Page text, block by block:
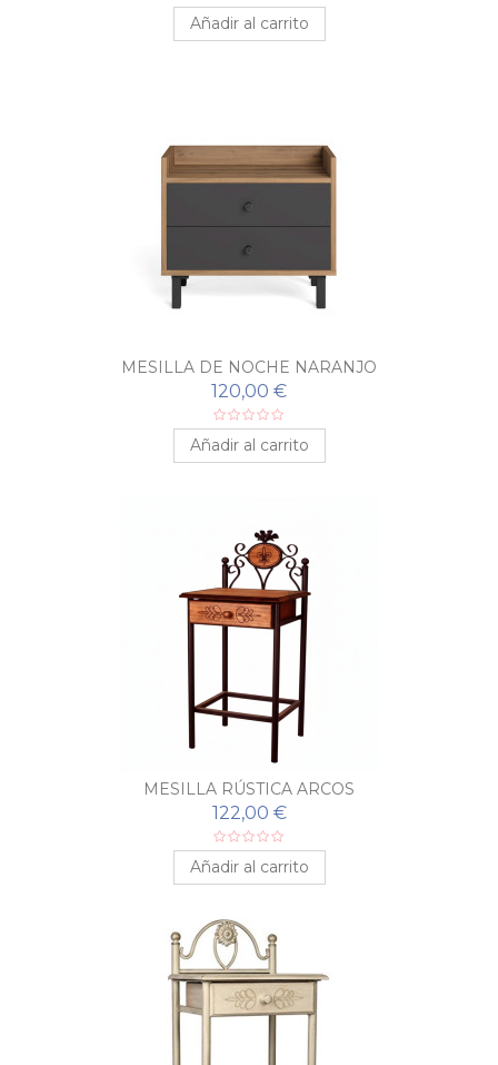
Añadir al carrito
MESILLA DE NOCHE NARANJO
120,00 €
Añadir al carrito
MESILLA RÚSTICA ARCOS
122,00 €
Añadir al carrito